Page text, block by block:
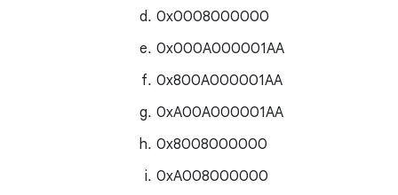
0x0008000000
0x000A000001AA
0x800A000001AA
0xA00A000001AA
0x8008000000
0xA008000000